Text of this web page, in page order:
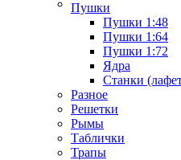
Пушки
Пушки 1:48
Пушки 1:64
Пушки 1:72
Ядра
Станки
Разное
Решетки
Рымы
Таблички
Трапы